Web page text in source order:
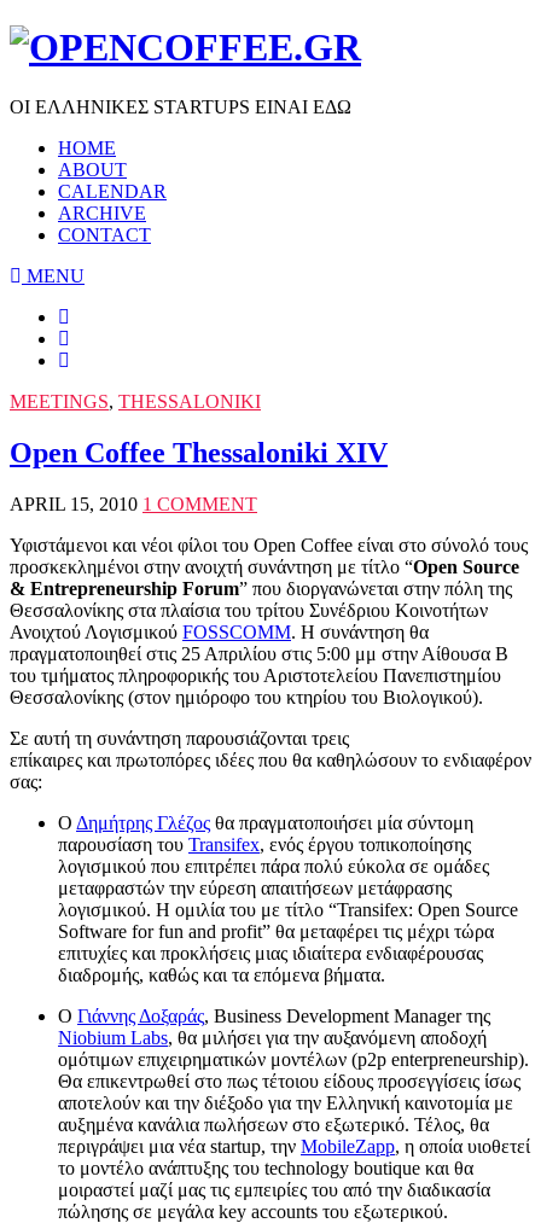
ΟΙ ΕΛΛΗΝΙΚΕΣ STARTUPS ΕΙΝΑΙ ΕΔΩ
HOME
ABOUT
CALENDAR
ARCHIVE
CONTACT
MENU
MEETINGS, THESSALONIKI
Open Coffee Thessaloniki XIV
APRIL 15, 2010 1 COMMENT
Υφιστάμενοι και νέοι φίλοι του Open Coffee είναι στο σύνολό τους
προσκεκλημένοι στην ανοιχτή συνάντηση με τίτλο “Open Source
& Entrepreneurship Forum” που διοργανώνεται στην πόλη της
Θεσσαλονίκης στα πλαίσια του τρίτου Συνέδριου Κοινοτήτων
Ανοιχτού Λογισμικού FOSSCOMM. Η συνάντηση θα
πραγματοποιηθεί στις 25 Απριλίου στις 5:00 μμ στην Αίθουσα Β
του τμήματος πληροφορικής του Αριστοτελείου Πανεπιστημίου
Θεσσαλονίκης (στον ημιόροφο του κτηρίου του Βιολογικού).
Σε αυτή τη συνάντηση παρουσιάζονται τρεις
επίκαιρες και πρωτοπόρες ιδέες που θα καθηλώσουν το ενδιαφέρον
σας:
Ο Δημήτρης Γλέζος θα πραγματοποιήσει μία σύντομη
παρουσίαση του Transifex, ενός έργου τοπικοποίησης
λογισμικού που επιτρέπει πάρα πολύ εύκολα σε ομάδες
μεταφραστών την εύρεση απαιτήσεων μετάφρασης
λογισμικού. Η ομιλία του με τίτλο “Transifex: Open Source
Software for fun and profit” θα μεταφέρει τις μέχρι τώρα
επιτυχίες και προκλήσεις μιας ιδιαίτερα ενδιαφέρουσας
διαδρομής, καθώς και τα επόμενα βήματα.
Ο Γιάννης Δοξαράς, Business Development Manager της
Niobium Labs, θα μιλήσει για την αυξανόμενη αποδοχή
ομότιμων επιχειρηματικών μοντέλων (p2p enterpreneurship).
Θα επικεντρωθεί στο πως τέτοιου είδους προσεγγίσεις ίσως
αποτελούν και την διέξοδο για την Ελληνική καινοτομία με
αυξημένα κανάλια πωλήσεων στο εξωτερικό. Τέλος, θα
περιγράψει μια νέα startup, την MobileZapp, η οποία υιοθετεί
το μοντέλο ανάπτυξης του technology boutique και θα
μοιραστεί μαζί μας τις εμπειρίες του από την διαδικασία
πώλησης σε μεγάλα key accounts του εξωτερικού.